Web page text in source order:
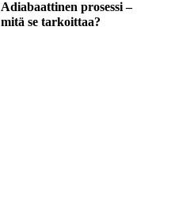
Adiabaattinen prosessi –
mitä se tarkoittaa?